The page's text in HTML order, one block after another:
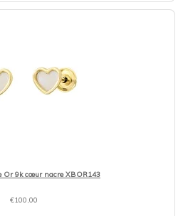
Or 9k cœur nacre XBOR143
€100,00